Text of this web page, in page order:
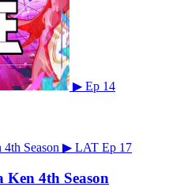
▶ Ep 14
▶ LAT Ep 17
Ken 4th Season